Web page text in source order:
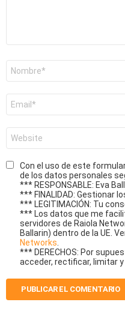
electrónico
*
Con el uso de este
de los datos personales
*** RESPONSABLE: Eva
*** FINALIDAD: Gestionar
*** LEGITIMACIÓN: Tu
*** Los datos que me
servidores de Raiola
Ballarin) dentro de la UE.
Networks
*** DERECHOS: Por
acceder, rectificar, limitar